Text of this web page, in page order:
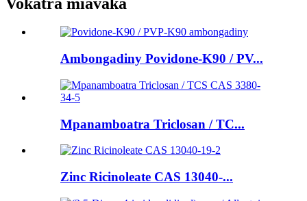
Ambongadiny Povidone-K90 / PV...
Mpanamboatra Triclosan / TC...
Zinc Ricinoleate CAS 13040-...